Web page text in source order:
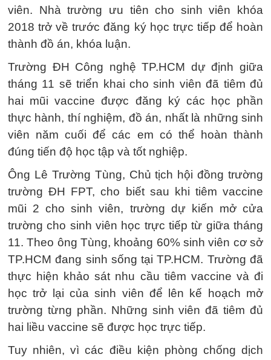
viên. Nhà trường ưu tiên cho sinh viên khóa
2018 trở về trước đăng ký học trực tiếp để hoàn
thành đồ án, khóa luận.
Trường ĐH Công nghệ TP.HCM dự định giữa
tháng 11 sẽ triển khai cho sinh viên đã tiêm đủ
hai mũi vaccine được đăng ký các học phần
thực hành, thí nghiệm, đồ án, nhất là những sinh
viên năm cuối để các em có thể hoàn thành
đúng tiến độ học tập và tốt nghiệp.
Ông Lê Trường Tùng, Chủ tịch hội đồng trường
trường ĐH FPT, cho biết sau khi tiêm vaccine
mũi 2 cho sinh viên, trường dự kiến mở cửa
trường cho sinh viên học trực tiếp từ giữa tháng
11. Theo ông Tùng, khoảng 60% sinh viên cơ sở
TP.HCM đang sinh sống tại TP.HCM. Trường đã
thực hiện khảo sát nhu cầu tiêm vaccine và đi
học trở lại của sinh viên để lên kế hoạch mở
trường từng phần. Những sinh viên đã tiêm đủ
hai liều vaccine sẽ được học trực tiếp.
Tuy nhiên, vì các điều kiện phòng chống dịch